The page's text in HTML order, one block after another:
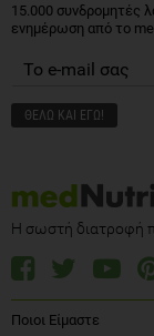
15.000 συνδρομητές
ενημέρωση από το
Η σωστή διατροφή
Ποιοι Είμαστε